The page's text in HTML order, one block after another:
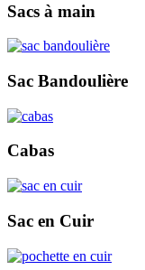
Sacs à main
Sac Bandoulière
Cabas
Sac en Cuir